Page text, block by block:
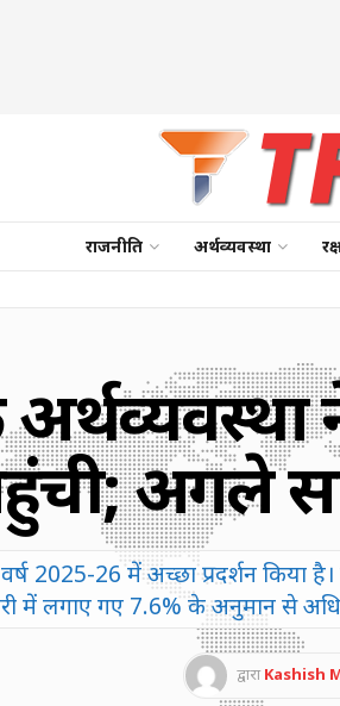
राजनीति अर्थव्यवस्था
अगले
वर्ष 2025-26 में अच्छा प्रदर्शन
में लगाए गए 7.6% के अनुमान से
द्वारा Kashish